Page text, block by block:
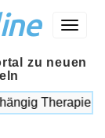
Menü
zu neuen
Therapie